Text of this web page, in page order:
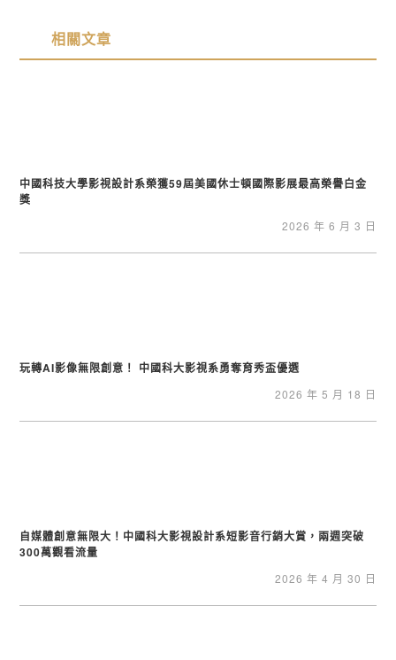
相關文章
中國科技大學影視設計系榮獲59屆美國休士頓國際影展最高榮譽白金
獎
2026 年 6 月 3 日
玩轉AI影像無限創意！ 中國科大影視系勇奪育秀盃優選
2026 年 5 月 18 日
自媒體創意無限大！中國科大影視設計系短影音行銷大賞，兩週突破
300萬觀看流量
2026 年 4 月 30 日